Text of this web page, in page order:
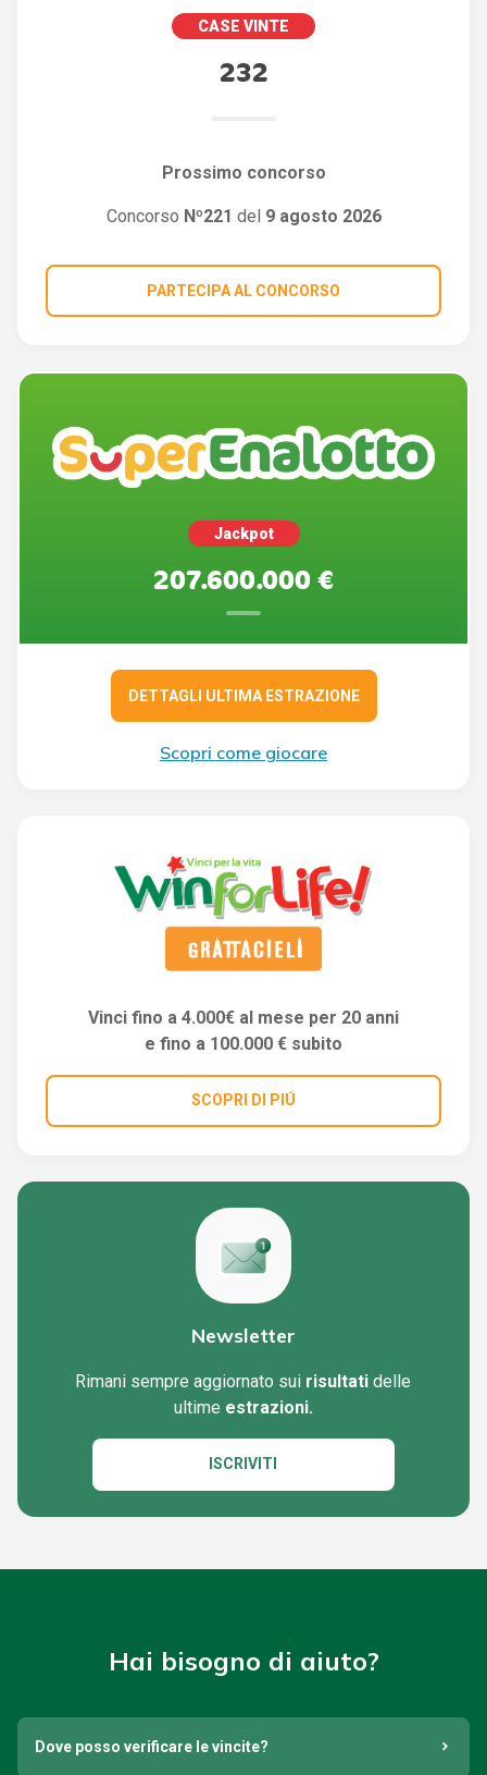
CASE VINTE
232
Prossimo concorso
Concorso Nº221 del 9 agosto 2026
PARTECIPA AL CONCORSO
Jackpot
207.600.000 €
DETTAGLI ULTIMA ESTRAZIONE
Scopri come giocare
Vinci fino a 4.000€ al mese per 20 anni
e fino a 100.000 € subito
SCOPRI DI PIÚ
Newsletter
Rimani sempre aggiornato sui risultati delle
ultime estrazioni.
ISCRIVITI
Hai bisogno di aiuto?
Dove posso verificare le vincite?